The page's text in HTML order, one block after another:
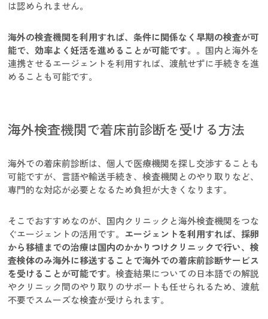
は認められません。
海外の検査機関を利用すれば、条件に関係なく早期の検査が可
能で、効率よく妊活を進めることが可能です。 。国内と海外を
連携させるエージェントを利用すれば、渡航せずに手続きを進
めることも可能です。
海外検査機関で着床前診断を受ける方法
海外での着床前診断は、個人で医療機関を探し交渉することも
可能ですが、言語や輸送手続き、検査機関とのやり取りなど、
専門的な対応が必要となるため負担が大きくなります。
そこでおすすめなのが、国内クリニックと海外検査機関をつな
ぐエージェントの活用です。 エージェントを利用すれば、採卵
から移植までの治療は国内のかかりつけクリニックで行い、検
査検体のみ海外に移送することで海外での着床前診断サービス
を受けることが可能です。検査結果についての日本語での解説
やクリニック間のやり取りのサポートも任せられるため、渡航
不要でスムーズな検査が受けられます。